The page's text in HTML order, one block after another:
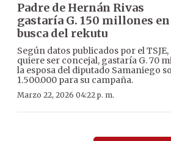
Padre de Hernán Rivas
gastaría G. 150 millones en
busca del rekutu
Según datos publicados por el
quiere ser concejal, gastaría G. 70
la esposa del diputado Samaniego
1.500.000 para su campaña.
Marzo 22, 2026 04:22 p. m.